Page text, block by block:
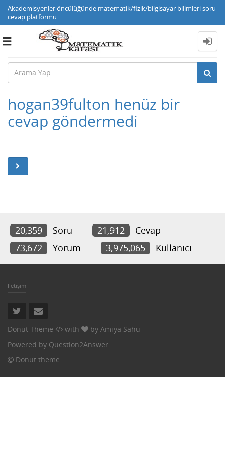
Akademisyenler öncülüğünde matematik/fizik/bilgisayar bilimleri soru
cevap platformu
Toggle
hogan39fulton henüz bir
cevap göndermedi
20,359 Soru 21,912
Cevap
73,672
Yorum 3,975,065 Kullanıcı
İletişim
Donut Theme with by Amiya Sahu
Powered by Question2Answer
Donut theme